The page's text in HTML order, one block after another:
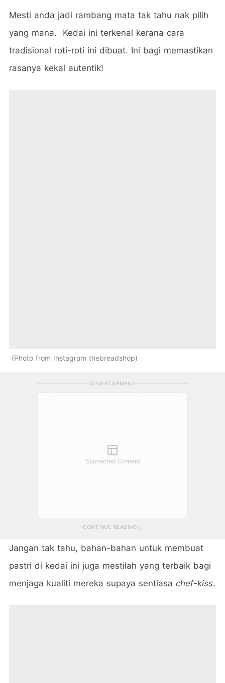
Mesti anda jadi rambang mata tak tahu nak pilih
yang mana. Kedai ini terkenal kerana cara
tradisional roti-roti ini dibuat. Ini bagi memastikan
rasanya kekal autentik!
Photo from Instagram thebreadshop
ADVERTISEMENT
Sponsored Content
CONTINUE READING
Jangan tak tahu, bahan-bahan untuk membuat
pastri di kedai ini juga mestilah yang terbaik bagi
menjaga kualiti mereka supaya sentiasa chef-kiss.